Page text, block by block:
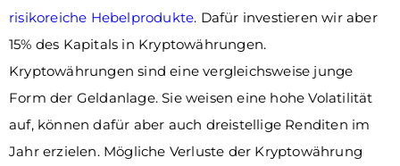
risikoreiche Hebelprodukte. Dafür investieren wir aber
15% des Kapitals in Kryptowährungen.
Kryptowährungen sind eine vergleichsweise junge
Form der Geldanlage. Sie weisen eine hohe Volatilität
auf, können dafür aber auch dreistellige Renditen im
Jahr erzielen. Mögliche Verluste der Kryptowährung